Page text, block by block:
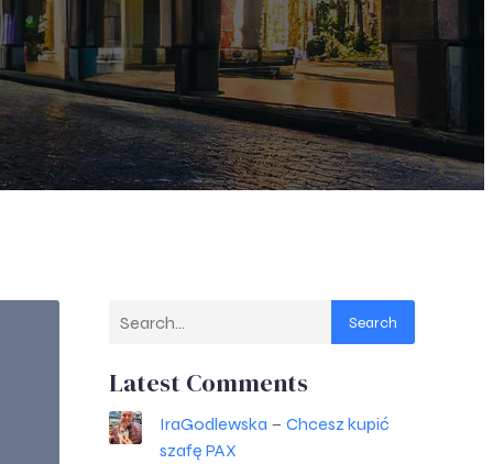
Search
Latest Comments
IraGodlewska – Chcesz kupić
szafę PAX